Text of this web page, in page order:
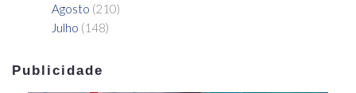
Agosto (210)
Julho (148)
Publicidade